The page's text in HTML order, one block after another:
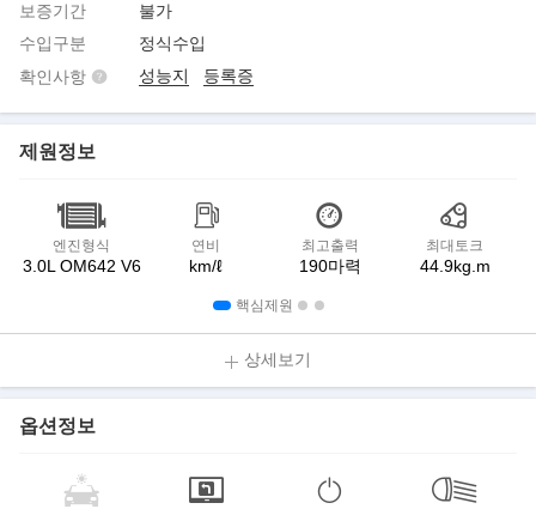
보증기간
불가
수입구분
정식수입
확인사항
성능지 등록증
제원정보
엔진형식
3.0L OM642 V6
연비
km/ℓ
최고출력
190마력
최대토크
44.9kg.m
핵심제원
상세보기
옵션정보